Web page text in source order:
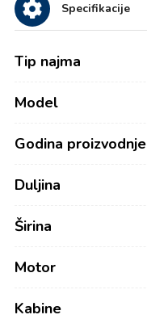
Specifikacije
Tip najma
Model
Godina proizvodnje
Duljina
Širina
Motor
Kabine